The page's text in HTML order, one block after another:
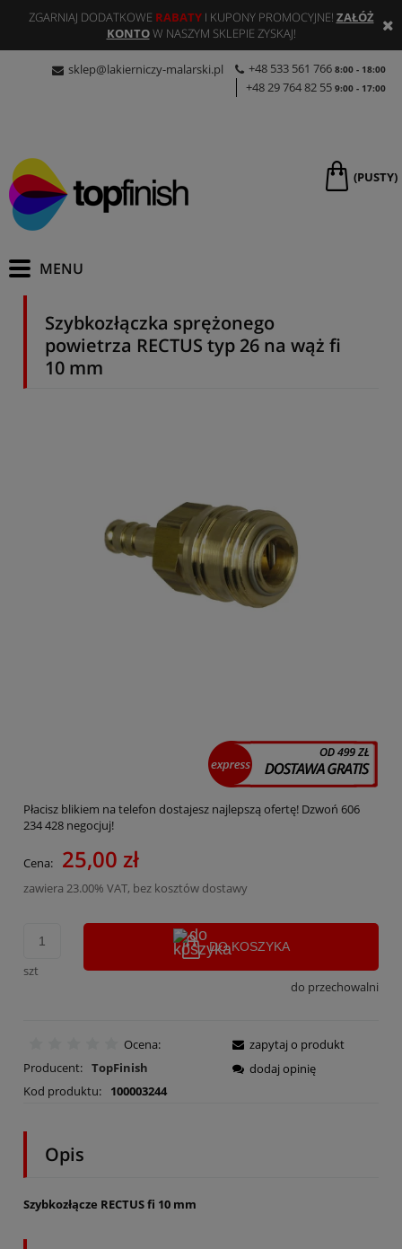
ZGARNIAJ DODATKOWE RABATYI KUPONY PROMOCYJNE! ZAŁÓŻ
KONTOW NASZYM SKLEPIE ZYSKAJ!
sklep@lakierniczy-malarski.pl +48 533 561 766 8:00 - 18:00
+48 29 764 82 55 9:00 - 17:00
(PUSTY)
Szybkozłączka sprężonego
powietrza RECTUS typ 26 na wąż fi
10 mm
Płacisz blikiem na telefon dostajesz najlepszą ofertę! Dzwoń 606
234 428 negocjuj!
Cena: 25,00 zł
zawiera 23.00% VAT, bez kosztów dostawy
szt
DO KOSZYKA
do przechowalni
Ocena:
Producent: TopFinish
Kod produktu:
100003244
zapytaj o produkt
dodaj opinię
Opis
Szybkozłącze RECTUS fi 10 mm